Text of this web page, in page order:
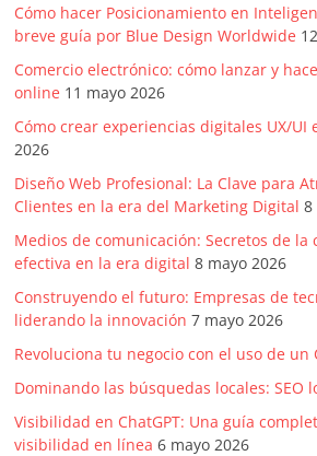
Cómo hacer Posicionamiento en
breve guía por Blue Design Worldwide
Comercio electrónico: cómo lanzar y
online 11 mayo 2026
Cómo crear experiencias digitales UX/UI
2026
Diseño Web Profesional: La Clave para
Clientes en la era del Marketing Digital 8
Medios de comunicación: Secretos de la
efectiva en la era digital 8 mayo 2026
Construyendo el futuro: Empresas de
liderando la innovación 7 mayo 2026
Revoluciona tu negocio con el uso de un
Dominando las búsquedas locales: SEO
Visibilidad en ChatGPT: Una guía
visibilidad en línea 6 mayo 2026